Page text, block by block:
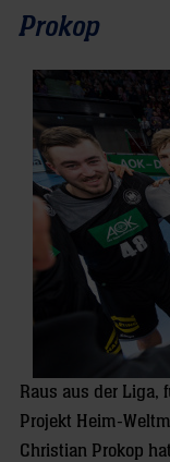
Prokop
Raus aus der Liga,
Projekt Heim-
Christian Prokop